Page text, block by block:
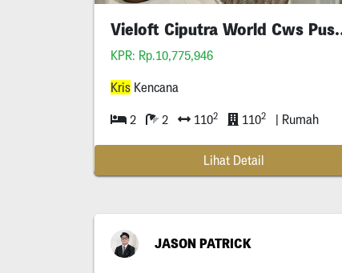
Vieloft
KPR: Rp.10,775,946
Kris Kencana
2 2 1102 1102 | Rumah
Lihat Detail
JASON PATRICK